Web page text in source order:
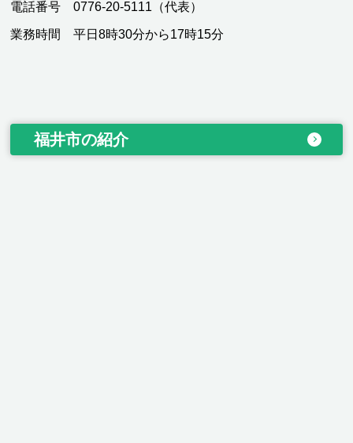
電話番号 0776-20-5111（代表）
業務時間 平日8時30分から17時15分
福井市の紹介